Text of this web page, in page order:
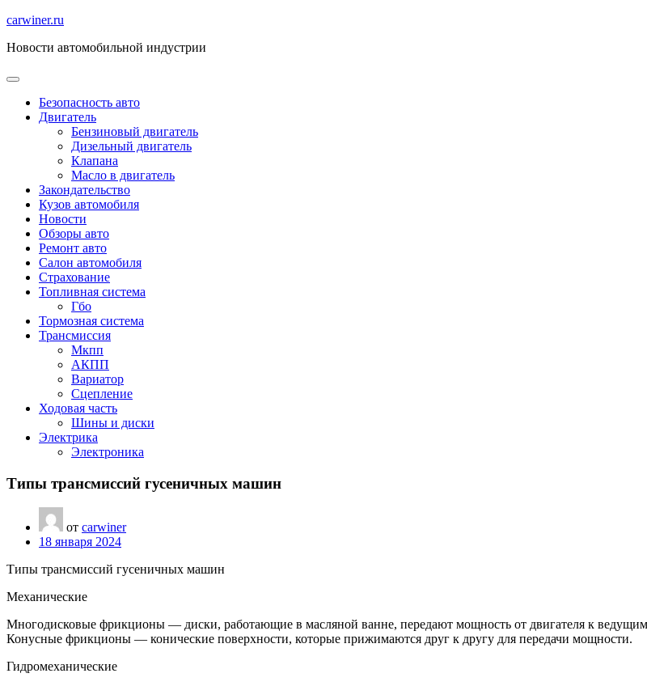
Перейти
содержимому
carwiner.ru
Новости автомобильной индустрии
Безопасность авто
Двигатель
Бензиновый двигатель
Дизельный двигатель
Клапана
Масло в двигатель
Закондательство
Кузов автомобиля
Новости
Обзоры авто
Ремонт авто
Салон автомобиля
Страхование
Топливная система
Гбо
Тормозная система
Трансмиссия
Мкпп
АКПП
Вариатор
Сцепление
Ходовая часть
Шины и диски
Электрика
Электроника
Типы трансмиссий гусеничных машин
от carwiner
18 января 2024
Типы трансмиссий гусеничных машин
Механические
Многодисковые фрикционы — диски, работающие в масляной ванне, передают мощность от двигателя к ведущим
Конусные фрикционы — конические поверхности, которые прижимаются друг к другу для передачи мощности.
Гидромеханические